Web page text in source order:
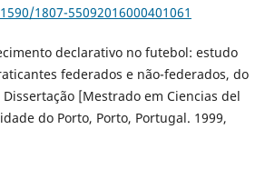
1807-55092016000401061
declarativo no futebol: estudo
federados e não-federados, do
[Mestrado em Ciencias del
do Porto, Porto, Portugal. 1999,